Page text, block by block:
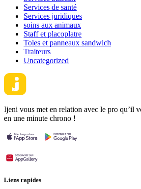
Services de santé
Services juridiques
soins aux animaux
Staff et placoplatre
Toles et panneaux sandwich
Traiteurs
Uncategorized
Ijeni vous met en relation avec le pro qu’il
en une minute chrono !
Liens rapides